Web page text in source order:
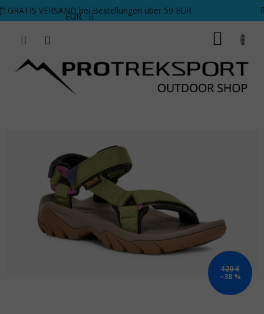
Zum Inhalt springen
GRATIS VERSAND bei Bestellungen über 59 EUR
EUR
120 €
–38 %